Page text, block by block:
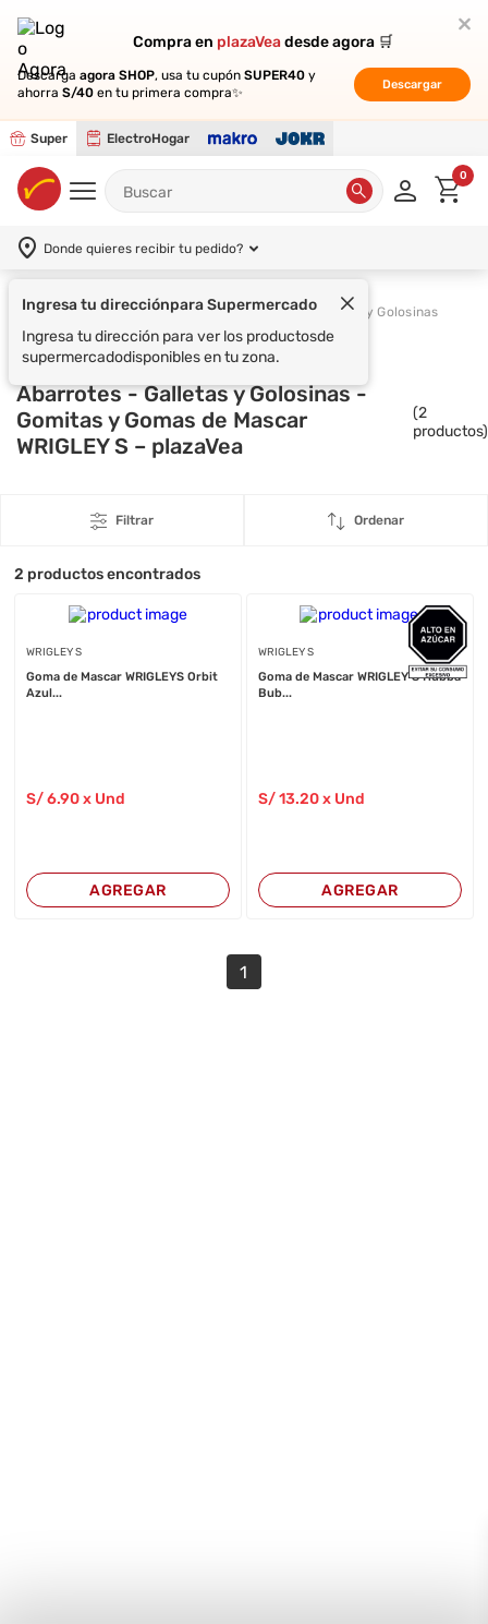
Compra en plazaVeadesde agora 🛒
Descarga agora SHOP, usa tu cupón SUPER40 y
ahorra S/40 en tu primera compra✨
Descargar
Super ElectroHogar
Compra en plazaVeadesde agora 🛒
Descarga agora SHOP, usa tu cupón SUPER40 y
ahorra S/40 en tu primera compra✨
Descargar
0
Donde quieres recibir tu pedido?
Ingresa tu direcciónpara Supermercado
Ingresa tu dirección para ver los productosde
supermercadodisponibles en tu zona.
Supermercado Abarrotes Galletas y Golosinas
Abarrotes - Galletas y Golosinas -
Gomitas y Gomas de Mascar
WRIGLEY S – plazaVea
(2
productos)
Filtrar Ordenar
2 productos encontrados
WRIGLEY S
Goma de Mascar WRIGLEYS Orbit
Azul...
S/6.90 x Und
AGREGAR
WRIGLEY S
Goma de Mascar WRIGLEY S Hubba
Bub...
S/13.20x Und
AGREGAR
1